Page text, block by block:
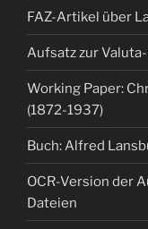
FAZ-Artikel über
Aufsatz zur
Working Paper:
(1872-1937)
Buch: Alfred
OCR-Version der
Dateien